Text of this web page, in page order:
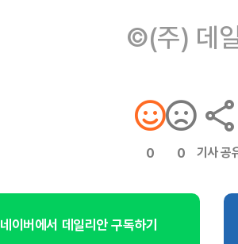
©(주) 데
0 0 기사 공
네이버에서 데일리안 구독하기